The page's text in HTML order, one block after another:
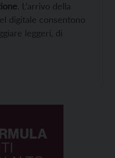
. L’arrivo della
digitale consentono
leggeri, di